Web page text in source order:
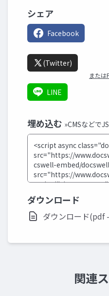
シェア
Facebook
(Twitter)
または
LINE
埋め込む »CMSなどで
ダウンロード
ダウンロード(pdf
関連